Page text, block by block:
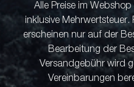
Alle Preise im
inklusive
erscheinen nur auf der
Bearbeitung der
Versandgebühr wird
Vereinbarungen